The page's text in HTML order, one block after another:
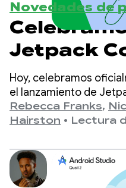
Novedades de
Jetpack
Hoy, celebramos
el lanzamiento de
versión 1.0, anunciada
nuestro lanzamiento
significativa a lo largo
un momento para
Rebecca Franks,
Hairston • Lectura